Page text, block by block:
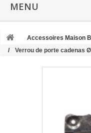
MENU
Accessoires Maison
Verrou de porte cadenas